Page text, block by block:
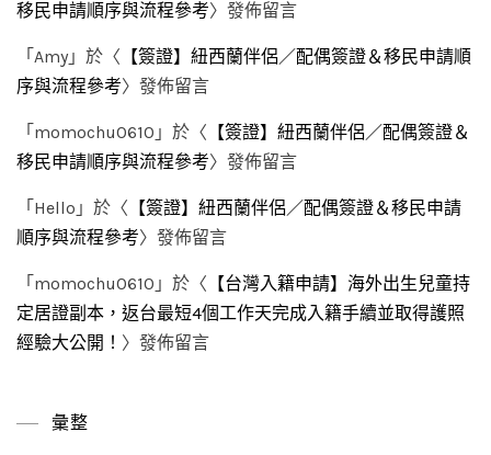
移民申請順序與流程參考〉發佈留言
「 Amy 」於〈 【簽證】紐西蘭伴侶／配偶簽證＆移民申請順
序與流程參考〉發佈留言
「 momochu0610 」於〈 【簽證】紐西蘭伴侶／配偶簽證＆
移民申請順序與流程參考〉發佈留言
「 Hello 」於〈 【簽證】紐西蘭伴侶／配偶簽證＆移民申請
順序與流程參考〉發佈留言
「 momochu0610 」於〈 【台灣入籍申請】海外出生兒童持
定居證副本，返台最短4個工作天完成入籍手續並取得護照
經驗大公開！ 〉發佈留言
彙整